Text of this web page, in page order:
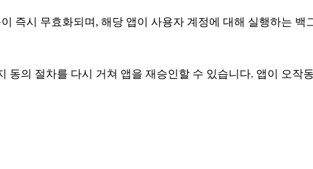
즉시 무효화되며, 해당 앱이 사용자 계정에 대해 실행하는 백
의 절차를 다시 거쳐 앱을 재승인할 수 있습니다. 앱이 오작